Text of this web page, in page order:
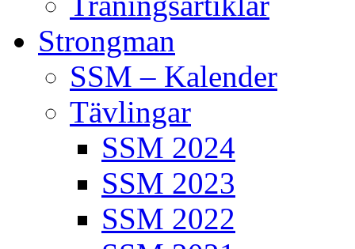
Strongman
SSM – Kalender
Tävlingar
SSM 2024
SSM 2023
SSM 2022